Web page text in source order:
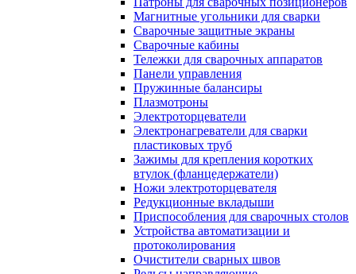
Магнитные угольники для сварки
Сварочные защитные экраны
Сварочные кабины
Тележки для сварочных аппаратов
Панели управления
Пружинные балансиры
Плазмотроны
Электроторцеватели
Электронагреватели для сварки
пластиковых труб
Зажимы для крепления коротких
втулок (фланцедержатели)
Ножи электроторцевателя
Редукционные вкладыши
Приспособления для сварочных столов
Устройства автоматизации и
протоколирования
Очистители сварных швов